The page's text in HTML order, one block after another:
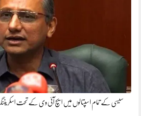
سیسی کے تمام اسپتالوں میں ایچ آئی وی کے تحت